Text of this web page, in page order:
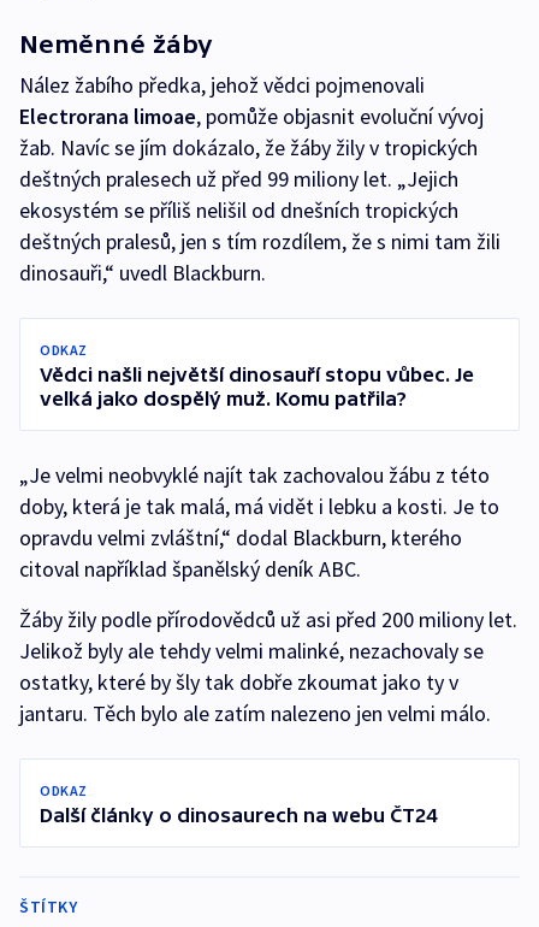
Neměnné žáby
Nález žabího předka, jehož vědci pojmenovali
Electrorana limoae, pomůže objasnit evoluční vývoj
žab. Navíc se jím dokázalo, že žáby žily v tropických
deštných pralesech už před 99 miliony let. „Jejich
ekosystém se příliš nelišil od dnešních tropických
deštných pralesů, jen s tím rozdílem, že s nimi tam žili
dinosauři,“ uvedl Blackburn.
ODKAZ
Vědci našli největší dinosauří stopu vůbec. Je
velká jako dospělý muž. Komu patřila?
„Je velmi neobvyklé najít tak zachovalou žábu z této
doby, která je tak malá, má vidět i lebku a kosti. Je to
opravdu velmi zvláštní,“ dodal Blackburn, kterého
citoval například španělský deník ABC.
Žáby žily podle přírodovědců už asi před 200 miliony let.
Jelikož byly ale tehdy velmi malinké, nezachovaly se
ostatky, které by šly tak dobře zkoumat jako ty v
jantaru. Těch bylo ale zatím nalezeno jen velmi málo.
ODKAZ
Další články o dinosaurech na webu ČT24
ŠTÍTKY